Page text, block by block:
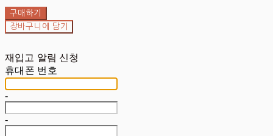
구매하기
장바구니에 담기
재입고 알림 신청
휴대폰 번호
-
-